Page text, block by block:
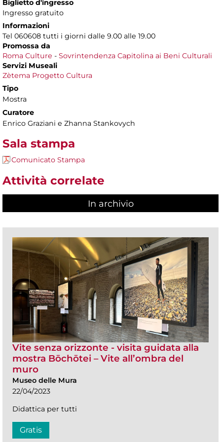
Biglietto d'ingresso
Ingresso gratuito
Informazioni
Tel 060608 tutti i giorni dalle 9.00 alle 19.00
Promossa da
Roma Culture - Sovrintendenza Capitolina ai Beni Culturali
Servizi Museali
Zètema Progetto Cultura
Tipo
Mostra
Curatore
Enrico Graziani e Zhanna Stankovych
Sala stampa
Comunicato Stampa
Attività correlate
In archivio
Vite senza orizzonte - visita guidata alla
mostra Bōchōtei – Vite all’ombra del
muro
Museo delle Mura
22/04/2023
Didattica per tutti
Gratis